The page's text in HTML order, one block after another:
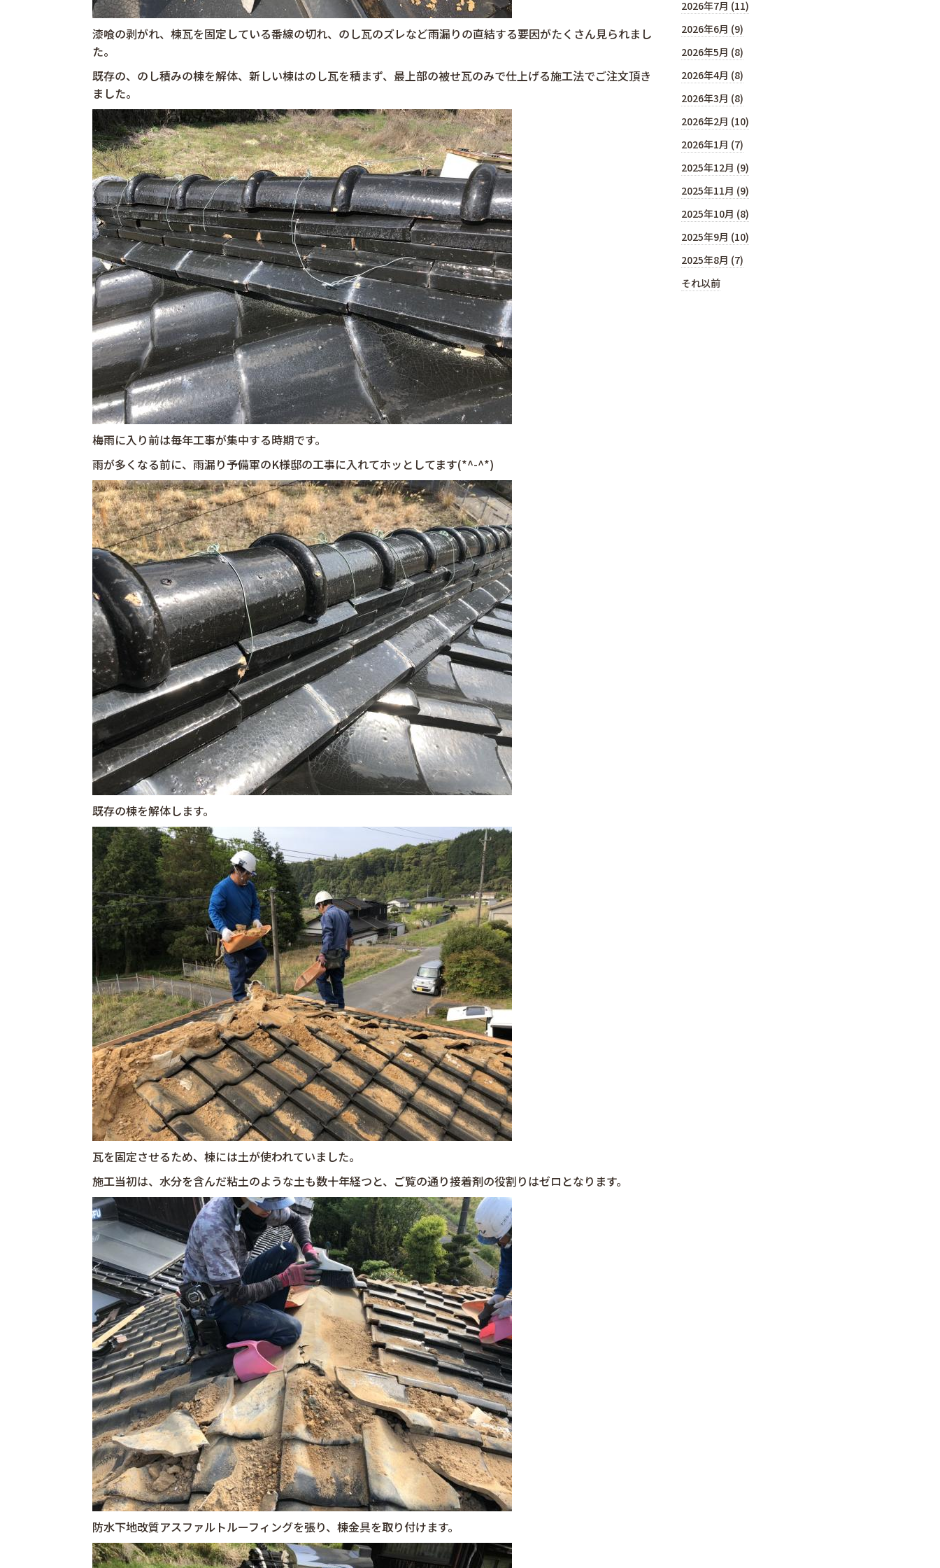
漆喰の剥がれ、棟瓦を固定している番線の切れ、のし瓦のズレなど雨漏りの直結する要因がたくさん見られまし
た。
既存の、のし積みの棟を解体、新しい棟はのし瓦を積まず、最上部の被せ瓦のみで仕上げる施工法でご注文頂き
ました。
梅雨に入り前は毎年工事が集中する時期です。
雨が多くなる前に、雨漏り予備軍のK様邸の工事に入れてホッとしてます(*^-^*)
既存の棟を解体します。
瓦を固定させるため、棟には土が使われていました。
施工当初は、水分を含んだ粘土のような土も数十年経つと、ご覧の通り接着剤の役割りはゼロとなります。
防水下地改質アスファルトルーフィングを張り、棟金具を取り付けます。
2026年7月 (11)
2026年6月 (9)
2026年5月 (8)
2026年4月 (8)
2026年3月 (8)
2026年2月 (10)
2026年1月 (7)
2025年12月 (9)
2025年11月 (9)
2025年10月 (8)
2025年9月 (10)
2025年8月 (7)
それ以前